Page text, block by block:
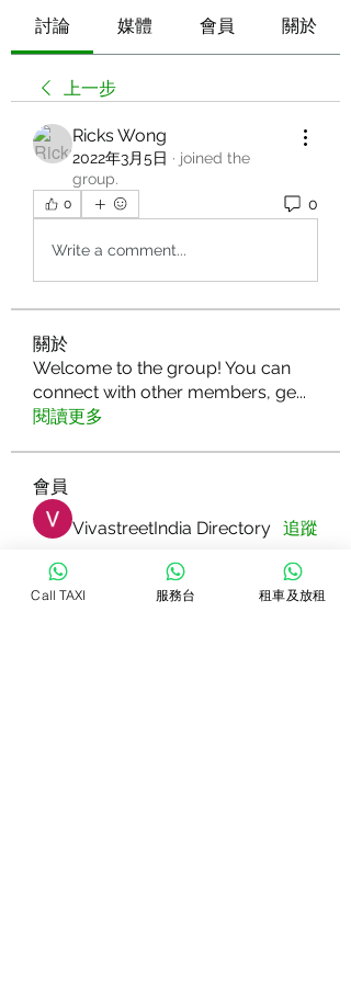
討論 媒體 會員 關於
上一步
Ricks Wong
2022年3月5日 · joined the
group.
0 0
Write a comment...
關於
Welcome to the group! You can
connect with other members, ge...
閱讀更多
會員
VivastreetIndia Directory 追蹤
Dorable yong 追蹤
Call TAXI 服務台 租車及放租